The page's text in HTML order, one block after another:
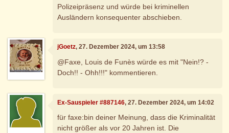
Polizeipräsenz und würde bei kriminellen
Ausländern konsequenter abschieben.
jGoetz, 27. Dezember 2024, um 13:58
@Faxe, Louis de Funès würde es mit "Nein!? -
Doch!! - Ohh!!!" kommentieren.
Ex-Sauspieler #887146, 27. Dezember 2024, um 14:02
für faxe:bin deiner Meinung, dass die Kriminalität
nicht größer als vor 20 Jahren ist. Die